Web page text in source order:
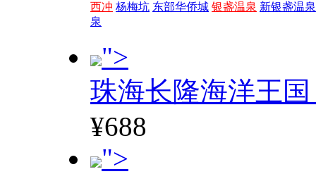
西冲 杨梅坑 东部华侨城 银盏温泉 新银盏温泉
泉
">
珠海长隆海洋王
¥688
">